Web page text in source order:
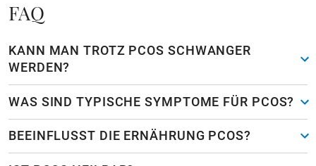
FAQ
KANN MAN TROTZ PCOS SCHWANGER
WERDEN?
WAS SIND TYPISCHE SYMPTOME FÜR PCOS?
BEEINFLUSST DIE ERNÄHRUNG PCOS?